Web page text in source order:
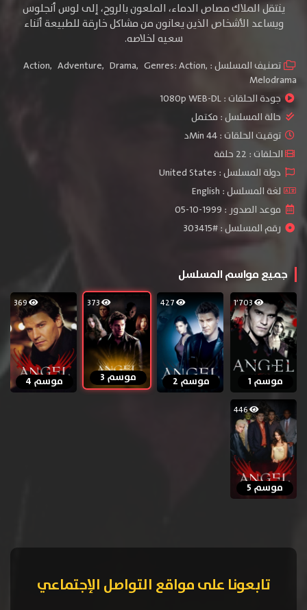
ينتقل الملاك مصاص الدماء، الملعون بالروح، إلى لوس أنجلوس
ويساعد الأشخاص الذين يعانون من مشاكل خارقة للطبيعة أثناء
سعيه لخلاصه.
تصنيف المسلسل : Action, Adventure, Drama, Genres: Action,
Melodrama
جودة الحلقات :1080p WEB-DL
حالة المسلسل : مكتمل
توقيت الحلقات : 44 Minد
الحلقات : 22 حلقة
دولة المسلسل : United States
لغة المسلسل : English
موعد الصدور : 1999-10-05
رقم المسلسل : #303415
جميع مواسم المسلسل
1٬703
موسم 1 موسم 2
373
موسم 3
369
موسم 4
446
موسم 5
تابعونا على مواقع التواصل الإجتماعي